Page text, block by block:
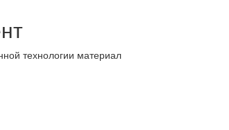
технологии материал